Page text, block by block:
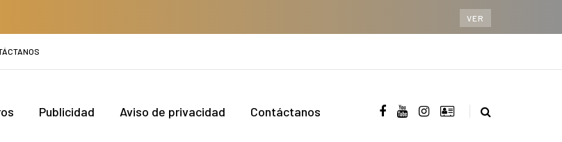
VER
Publicidad Aviso de privacidad Contáctanos